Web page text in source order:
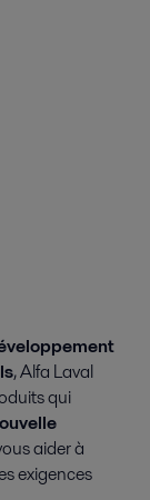
, Alfa Laval
qui
aider à
exigences